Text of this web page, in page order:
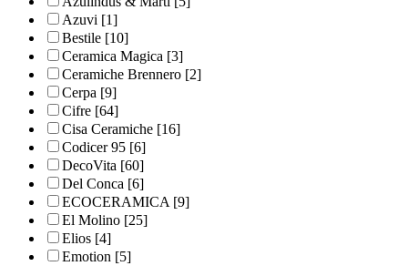
Azuvi [1]
Bestile [10]
Ceramica Magica [3]
Ceramiche Brennero [2]
Cerpa [9]
Cifre [64]
Cisa Ceramiche [16]
Codicer 95 [6]
DecoVita [60]
Del Conca [6]
ECOCERAMICA[9]
El Molino [25]
Elios [4]
Emotion [5]